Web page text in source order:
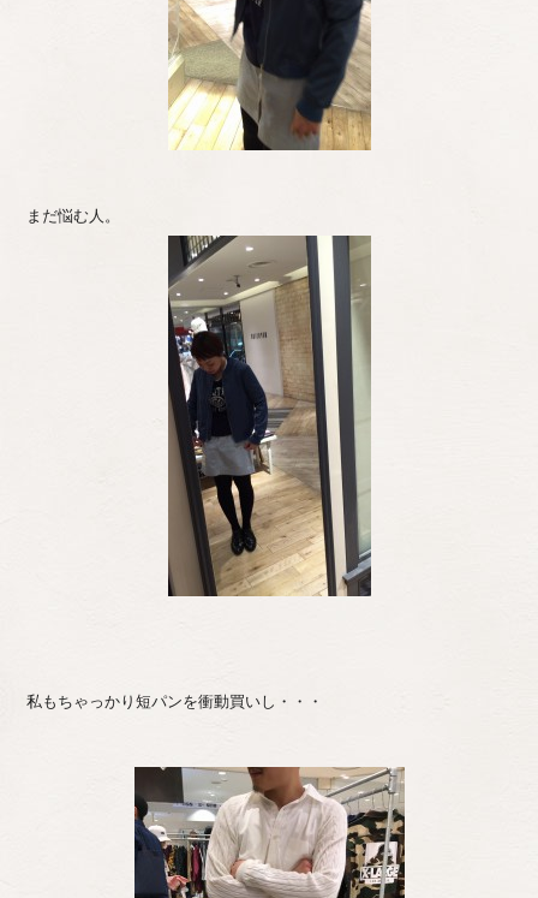
まだ悩む人。
私もちゃっかり短パンを衝動買いし・・・